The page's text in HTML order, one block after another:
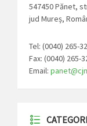
547450 Pănet,
jud Mureș,
Tel: (0040) 265-
Fax: (0040) 265-
Email: